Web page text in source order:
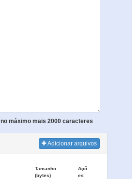
no máximo mais 2000 caracteres
Adicionar arquivos
Tamanho
(bytes)
Açõ
es